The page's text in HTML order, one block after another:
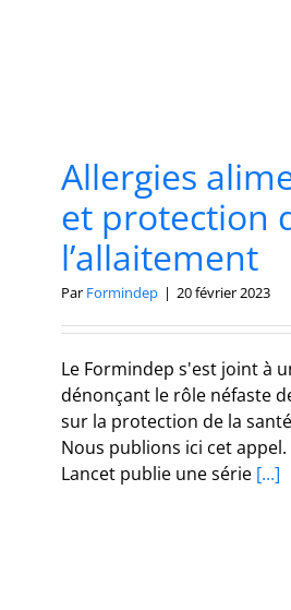
Allergies
et protection
l’allaitement
Par Formindep | 20 février 2023
Le Formindep s'est joint à
dénonçant le rôle néfaste
sur la protection de la
Nous publions ici cet
Lancet publie une série [...]